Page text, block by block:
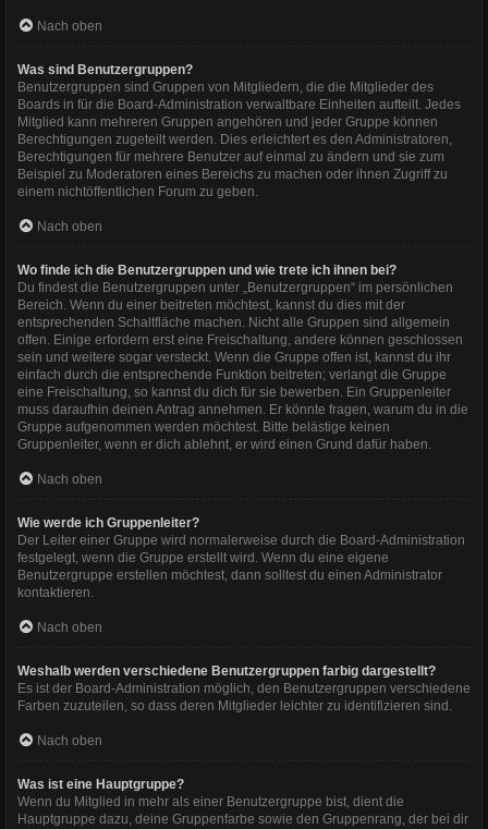
Nach oben
Was sind Benutzergruppen?
Benutzergruppen sind Gruppen von Mitgliedern, die die Mitglieder des
Boards in für die Board-Administration verwaltbare Einheiten aufteilt. Jedes
Mitglied kann mehreren Gruppen angehören und jeder Gruppe können
Berechtigungen zugeteilt werden. Dies erleichtert es den Administratoren,
Berechtigungen für mehrere Benutzer auf einmal zu ändern und sie zum
Beispiel zu Moderatoren eines Bereichs zu machen oder ihnen Zugriff zu
einem nichtöffentlichen Forum zu geben.
Nach oben
Wo finde ich die Benutzergruppen und wie trete ich ihnen bei?
Du findest die Benutzergruppen unter „Benutzergruppen“ im persönlichen
Bereich. Wenn du einer beitreten möchtest, kannst du dies mit der
entsprechenden Schaltfläche machen. Nicht alle Gruppen sind allgemein
offen. Einige erfordern erst eine Freischaltung, andere können geschlossen
sein und weitere sogar versteckt. Wenn die Gruppe offen ist, kannst du ihr
einfach durch die entsprechende Funktion beitreten; verlangt die Gruppe
eine Freischaltung, so kannst du dich für sie bewerben. Ein Gruppenleiter
muss daraufhin deinen Antrag annehmen. Er könnte fragen, warum du in die
Gruppe aufgenommen werden möchtest. Bitte belästige keinen
Gruppenleiter, wenn er dich ablehnt, er wird einen Grund dafür haben.
Nach oben
Wie werde ich Gruppenleiter?
Der Leiter einer Gruppe wird normalerweise durch die Board-Administration
festgelegt, wenn die Gruppe erstellt wird. Wenn du eine eigene
Benutzergruppe erstellen möchtest, dann solltest du einen Administrator
kontaktieren.
Nach oben
Weshalb werden verschiedene Benutzergruppen farbig dargestellt?
Es ist der Board-Administration möglich, den Benutzergruppen verschiedene
Farben zuzuteilen, so dass deren Mitglieder leichter zu identifizieren sind.
Nach oben
Was ist eine Hauptgruppe?
Wenn du Mitglied in mehr als einer Benutzergruppe bist, dient die
Hauptgruppe dazu, deine Gruppenfarbe sowie den Gruppenrang, der bei dir